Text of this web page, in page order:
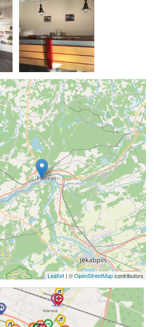
Leaflet | ©OpenStreetMapcontributors